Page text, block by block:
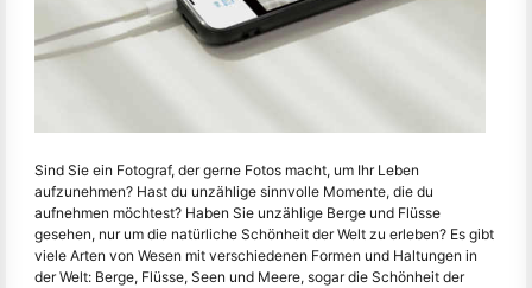
Sind Sie ein Fotograf, der gerne Fotos macht, um Ihr Leben
aufzunehmen? Hast du unzählige sinnvolle Momente, die du
aufnehmen möchtest? Haben Sie unzählige Berge und Flüsse
gesehen, nur um die natürliche Schönheit der Welt zu erleben? Es gibt
viele Arten von Wesen mit verschiedenen Formen und Haltungen in
der Welt: Berge, Flüsse, Seen und Meere, sogar die Schönheit der